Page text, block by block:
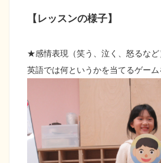
【レッスンの様子】
★感情表現（笑う、泣く、怒るなど
英語では何というかを当てるゲーム